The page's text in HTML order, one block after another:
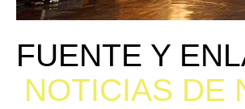
FUENTE Y
NOTICIAS DE